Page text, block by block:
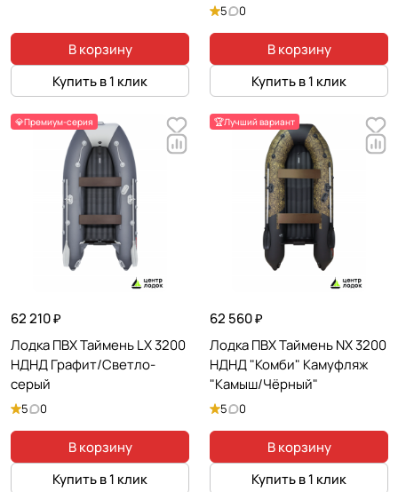
В корзину
Купить в 1 клик
5 0
В корзину
Купить в 1 клик
💎Премиум-серия
62 210 ₽
Лодка ПВХ Таймень LX 3200
НДНД Графит/Светло-
серый
5 0
В корзину
Купить в 1 клик
🏆Лучший вариант
62 560 ₽
Лодка ПВХ Таймень NX 3200
НДНД "Комби" Камуфляж
"Камыш/Чёрный"
5 0
В корзину
Купить в 1 клик